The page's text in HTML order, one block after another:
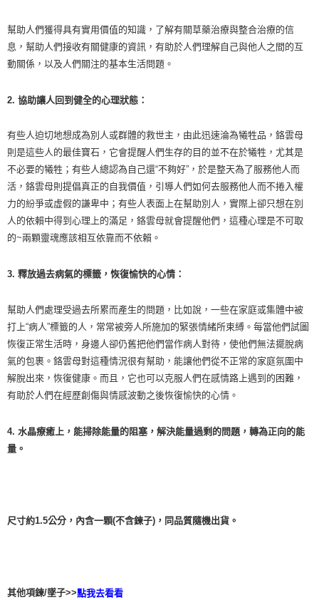
付款後門市自取
免運費
幫助人們獲得具有實用價值的知識，了解有關草藥治療與整合治療的信
息，幫助人們接收有關健康的資訊，有助於人們理解自己與他人之間的互
動關係，以及人們關注的基本生活問題。
2. 協助讓人回到健全的心理狀態：
有些人迫切地想成為別人或群體的救世主，由此迅速淪為犧牲品，鉻雲母
則是這些人的最佳寶石，它會提醒人們生存的目的並不在於犧牲，尤其是
不必要的犧牲；有些人總認為自己還“不夠好”，於是整天為了服務他人而
活，鉻雲母則提倡真正的自我價值，引導人們如何去服務他人而不捲入權
力的紛爭或虛假的謙卑中；有些人表面上在幫助別人，實際上卻只想在別
人的依賴中得到心理上的滿足，鉻雲母就會提醒他們，這種心理是不可取
的~兩顆靈魂應該相互依靠而不依賴。
3. 釋放過去病氣的標籤，恢復愉快的心情：
幫助人們處理受過去所累而產生的問題，比如說，一些在家庭或集體中被
打上“病人”標籤的人，常常被旁人所施加的緊張情緒所束縛。每當他們試圖
恢復正常生活時，身邊人卻仍舊把他們當作病人對待，使他們無法擺脫病
氣的包裹。鉻雲母對這種情況很有幫助，能讓他們從不正常的家庭氛圍中
解脫出來，恢復健康。而且，它也可以克服人們在感情路上遇到的困難，
有助於人們在經歷創傷與情感波動之後恢復愉快的心情。
4. 水晶療癒上，能掃除能量的阻塞，解決能量過剩的問題，轉為正向的能
量。
尺寸約1.5公分，內含一顆(不含鍊子)，同品質隨機出貨。
其他項鍊/墜子>>點我去看看